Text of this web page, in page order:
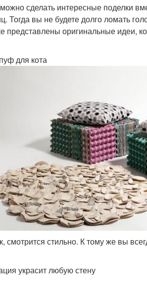
сделать интересные поделки
Тогда вы не будете долго ломать
представлены оригинальные идеи,
для кота
смотрится стильно. К тому же вы
украсит любую стену